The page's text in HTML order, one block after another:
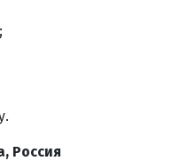
Россия